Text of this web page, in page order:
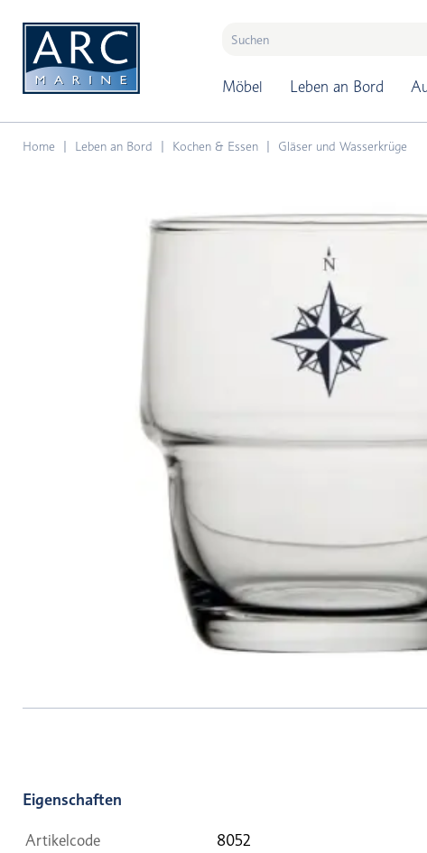
Möbel Leben an Bord
Home Leben an Bord Kochen & Essen Gläser und Wasserkrüge
Eigenschaften
Artikelcode 8052